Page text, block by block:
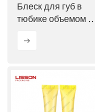
Блеск для губ в
тюбике объемом 5
наклонным